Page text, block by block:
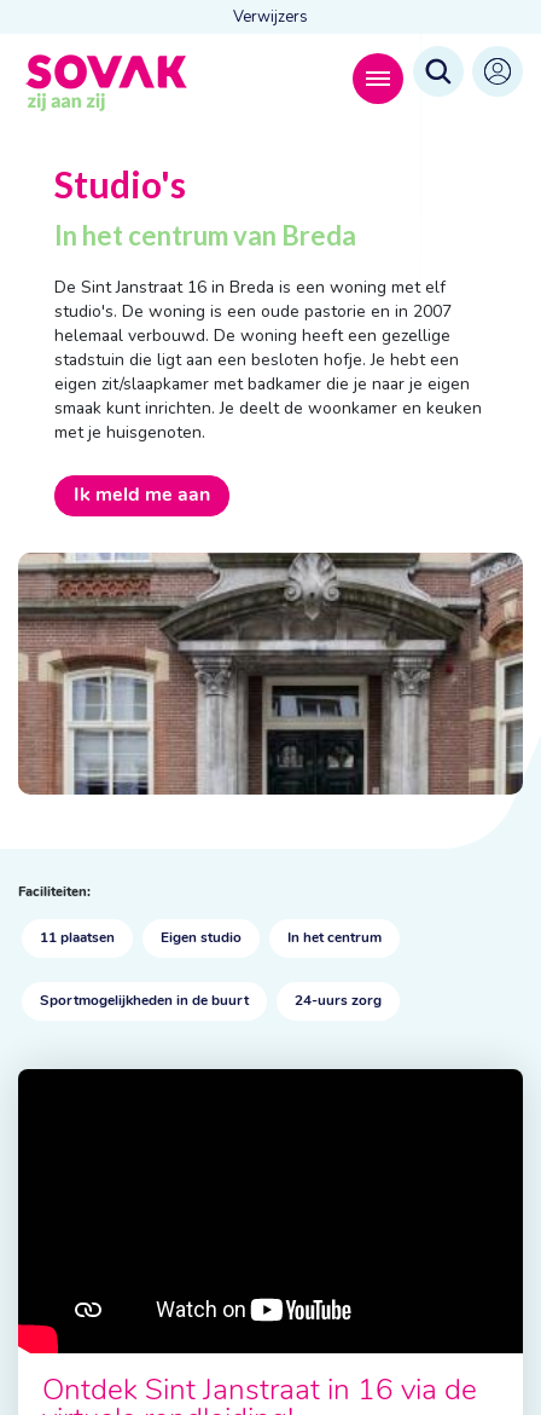
Verwijzers
Anderen zochten ook
Wonen
Dagbesteding
Behandelingen
Studio's
In het centrum van Breda
De Sint Janstraat 16 in Breda is een woning met elf
studio's. De woning is een oude pastorie en in 2007
helemaal verbouwd. De woning heeft een gezellige
stadstuin die ligt aan een besloten hofje. Je hebt een
eigen zit/slaapkamer met badkamer die je naar je eigen
smaak kunt inrichten. Je deelt de woonkamer en keuken
met je huisgenoten.
Ik meld me aan
Faciliteiten:
11 plaatsen Eigen studio In het centrum
Sportmogelijkheden in de buurt 24-uurs zorg
Ontdek Sint Janstraat in 16 via de